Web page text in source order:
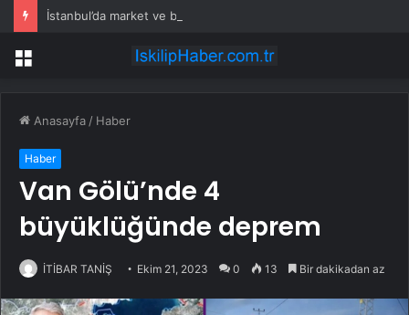
Menü
Anasayfa / Haber
Haber
Van Gölü’nde 4
büyüklüğünde deprem
İTİBAR TANİŞ Ekim 21, 2023 0 13 Bir dakikadan az